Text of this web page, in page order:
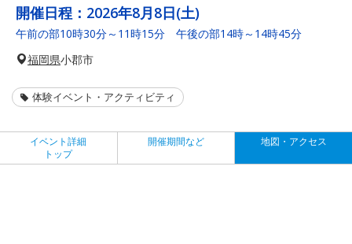
開催日程： 2026年8月8日(土)
午前の部10時30分～11時15分 午後の部14時～14時45分
福岡県小郡市
体験イベント・アクティビティ
イベント詳細
トップ
開催期間など 地図・アクセス